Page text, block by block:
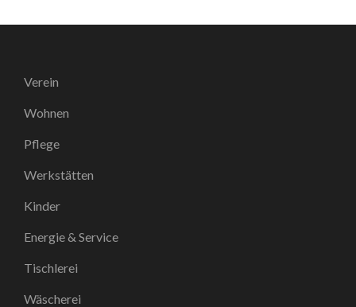
Verein
Wohnen
Pflege
Werkstätten
Kinder
Energie & Service
Tischlerei
Wäscherei